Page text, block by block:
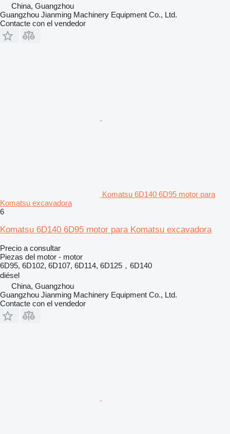
China, Guangzhou
Guangzhou Jianming Machinery Equipment Co., Ltd.
Contacte con el vendedor
Komatsu 6D140 6D95 motor para
Komatsu excavadora
6
Komatsu 6D140 6D95 motor para Komatsu excavadora
Precio a consultar
Piezas del motor - motor
6D95, 6D102, 6D107, 6D114, 6D125，6D140
diésel
China, Guangzhou
Guangzhou Jianming Machinery Equipment Co., Ltd.
Contacte con el vendedor